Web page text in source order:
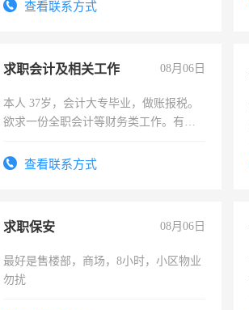
查看联系方式
求职会计及相关工作 08月06日
本人 37岁，会计大专毕业，做账报税。
欲求一份全职会计等财务类工作。有会
查看联系方式
求职保安 08月06日
最好是售楼部，商场，8小时，小区物业
勿扰